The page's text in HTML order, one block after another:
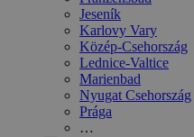
Jeseník
Karlovy Vary
Közép-Csehország
Lednice-Valtice
Marienbad
Nyugat Csehország
Prága
…